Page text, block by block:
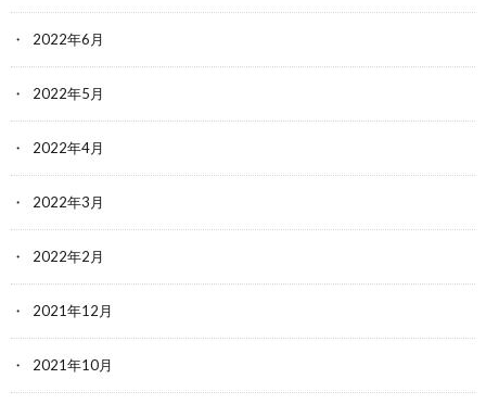
2022年6月
2022年5月
2022年4月
2022年3月
2022年2月
2021年12月
2021年10月